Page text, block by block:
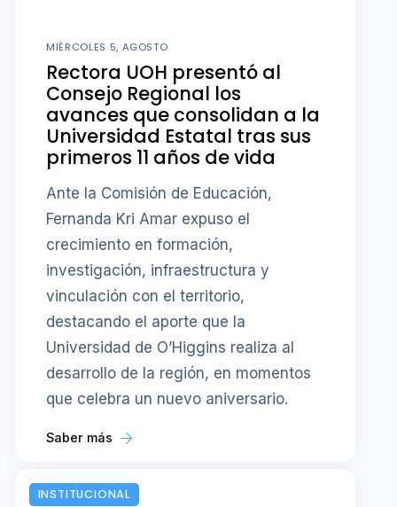
MIÉRCOLES 5, AGOSTO
Rectora UOH presentó al
Consejo Regional los
avances que consolidan a la
Universidad Estatal tras sus
primeros 11 años de vida
Ante la Comisión de Educación,
Fernanda Kri Amar expuso el
crecimiento en formación,
investigación, infraestructura y
vinculación con el territorio,
destacando el aporte que la
Universidad de O’Higgins realiza al
desarrollo de la región, en momentos
que celebra un nuevo aniversario.
Saber más
INSTITUCIONAL